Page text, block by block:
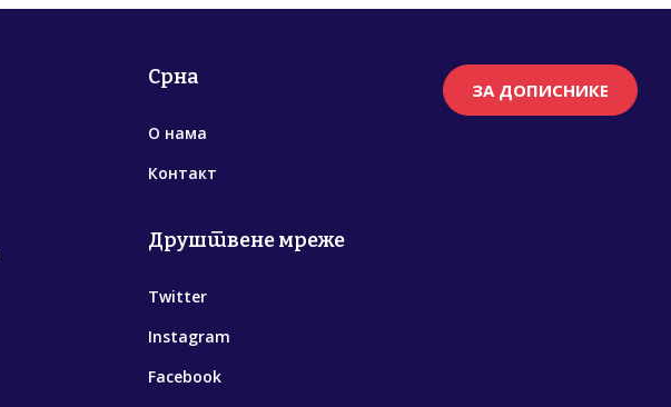
Срна
О нама
Контакт
Друштвене мреже
Twitter
Instagram
Facebook
ЗА ДОПИСНИКЕ